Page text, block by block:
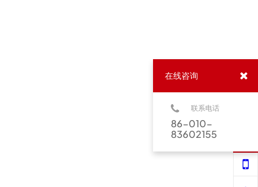
在线咨询
联系电话
86-010-
83602155